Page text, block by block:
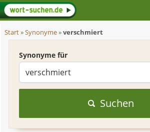
Start»Synonyme»verschmiert
Synonyme für
Suchen